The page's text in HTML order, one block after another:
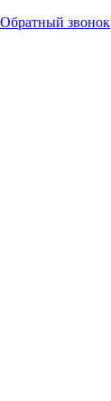
Обратный звонок